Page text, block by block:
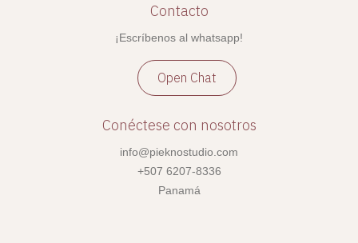
Contacto
¡Escríbenos al whatsapp!
Open Chat
Conéctese con nosotros
info@pieknostudio.com
+507 6207-8336
Panamá